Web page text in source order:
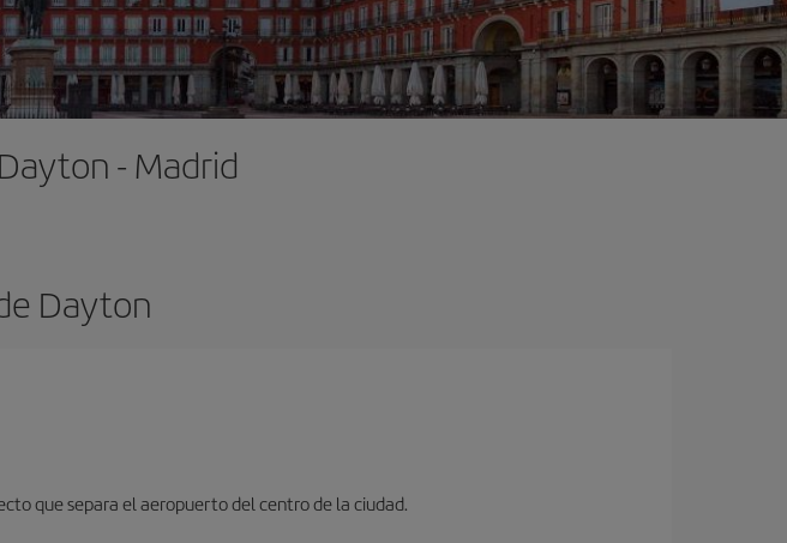
- Madrid
Dayton
que separa el aeropuerto del centro de la ciudad.